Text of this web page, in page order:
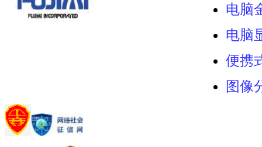
电脑
电脑
便携
图像